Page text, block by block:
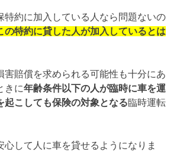
特約に加入している人なら問題ないの
の特約に貸した人が加入しているとは
害賠償を求められる可能性も十分にあ
きに年齢条件以下の人が臨時に車を運
起こしても保険の対象となる臨時運転
心して人に車を貸せるようになりま